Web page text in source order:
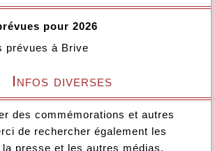
pour 2026
prévues à Brive
Infos diverses
des commémorations et autres
de rechercher également les
presse et les autres médias.